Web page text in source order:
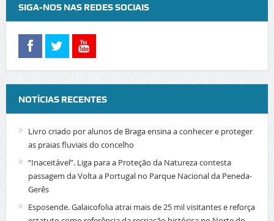
SIGA-NOS NAS REDES SOCIAIS
NOTÍCIAS RECENTES
Livro criado por alunos de Braga ensina a conhecer e proteger
as praias fluviais do concelho
“Inaceitável”. Liga para a Proteção da Natureza contesta
passagem da Volta a Portugal no Parque Nacional da Peneda-
Gerês
Esposende. Galaicofolia atrai mais de 25 mil visitantes e reforça